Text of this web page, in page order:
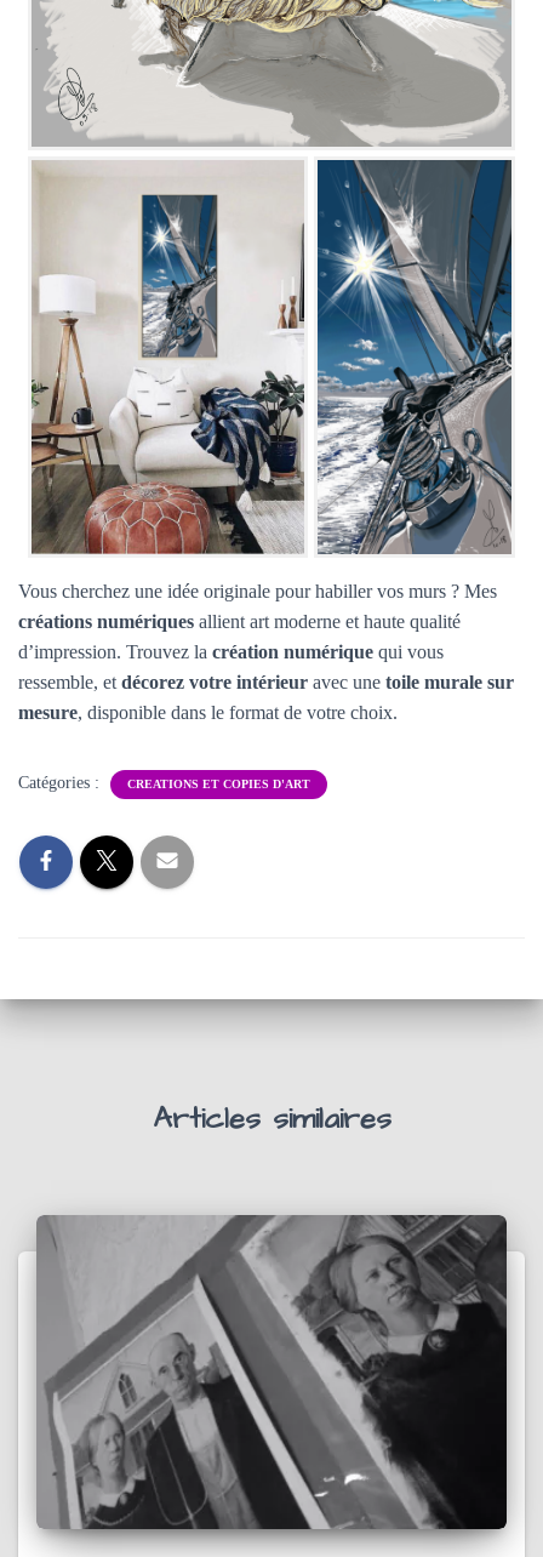
Vous cherchez une idée originale pour habiller vos murs ? Mes
créations numériques allient art moderne et haute qualité
d’impression. Trouvez la création numérique qui vous
ressemble, et décorez votre intérieur avec une toile murale sur
mesure, disponible dans le format de votre choix.
Catégories : CREATIONS ET COPIES D'ART
Articles similaires